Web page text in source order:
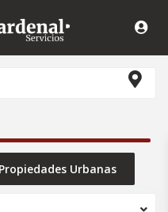
Propiedades Urbanas